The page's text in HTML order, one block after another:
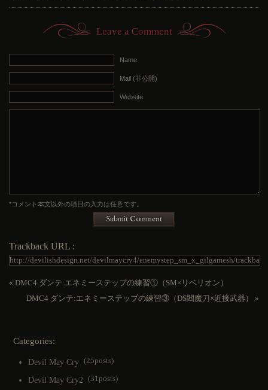
Leave a Comment
Name
Mail (非公開)
Website
*コメント本文以外の項目の入力は任意です。
Submit Comment
Trackback URL :
«DMC4 ダンテ:エネミーステップの練習①（SM×リベリオン）
DMC4 ダンテ:エネミーステップの練習③（DS閻魔刀×近接武器）
»
Categories:
Devil May Cry (25posts)
Devil May Cry2 (31posts)